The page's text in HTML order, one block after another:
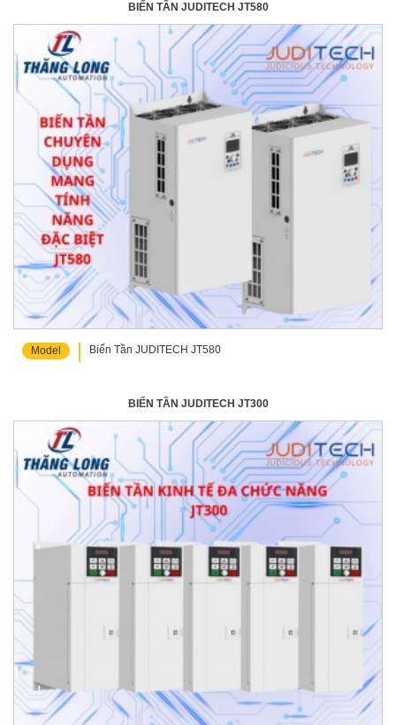
BIẾN TẦN JUDITECH JT580
Model Biến Tần JUDITECH JT580
BIẾN TẦN JUDITECH JT300